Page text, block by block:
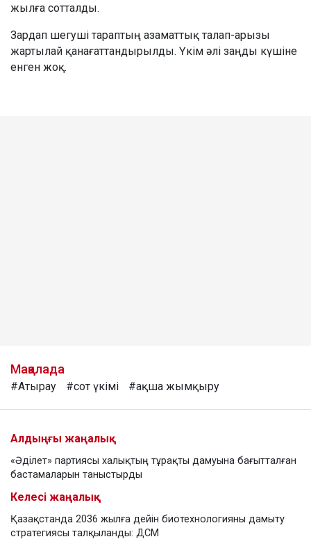
жылға сотталды.
Зардап шегуші тараптың азаматтық талап-арызы
жартылай қанағаттандырылды. Үкім әлі заңды күшіне
енген жоқ.
Мақалада
#Атырау #сот үкімі #ақша жымқыру
Алдыңғы жаңалық
«Әділет» партиясы халықтың тұрақты дамуына бағытталған
бастамаларын таныстырды
Келесі жаңалық
Қазақстанда 2036 жылға дейін биотехнологияны дамыту
стратегиясы талқыланды: ДСМ